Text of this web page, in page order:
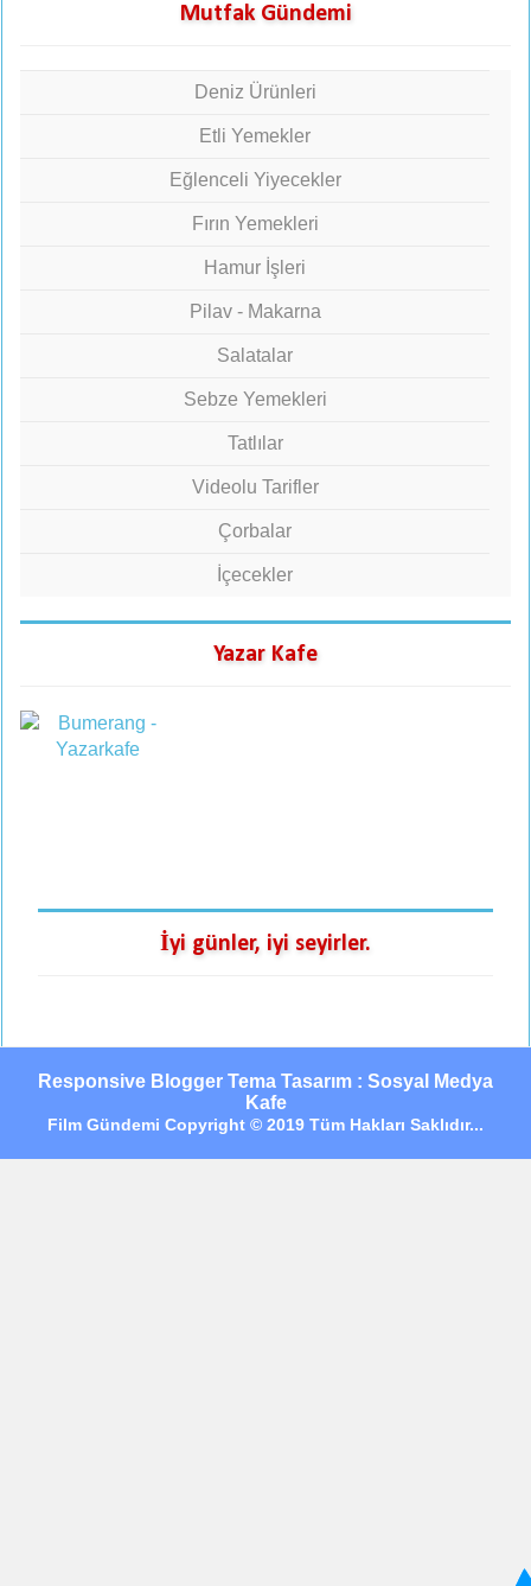
Mutfak Gündemi
Deniz Ürünleri
Etli Yemekler
Eğlenceli Yiyecekler
Fırın Yemekleri
Hamur İşleri
Pilav - Makarna
Salatalar
Sebze Yemekleri
Tatlılar
Videolu Tarifler
Çorbalar
İçecekler
Yazar Kafe
İyi günler, iyi seyirler.
Responsive Blogger Tema Tasarım : Sosyal Medya
Kafe
Film Gündemi Copyright © 2019 Tüm Hakları Saklıdır...